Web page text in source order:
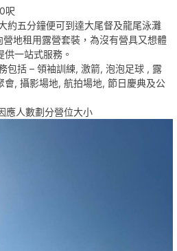
呎
約五分鐘便可到達大尾督及龍尾泳灘
營地租用露營套裝，為沒有營具又想體
一站式服務。
包括 – 領袖訓練, 激箭, 泡泡足球 , 露
會, 攝影場地, 航拍場地, 節日慶典及公
應人數劃分營位大小